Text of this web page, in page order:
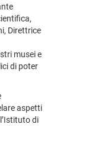
Direttrice
musei e
di poter
aspetti
di